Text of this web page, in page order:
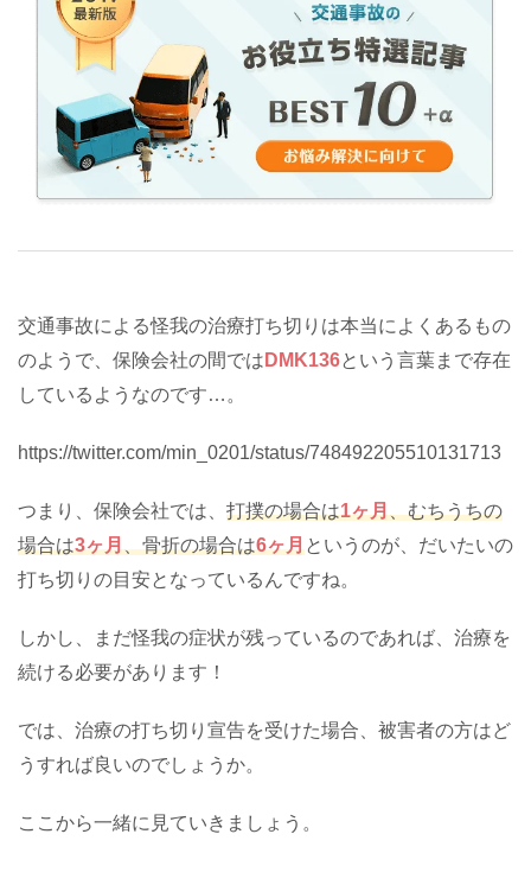
交通事故による怪我の治療打ち切りは本当によくあるもの
のようで、保険会社の間では DMK136という言葉まで存在
しているようなのです…。
https://twitter.com/min_0201/status/748492205510131713
つまり、保険会社では、 打撲の場合は1ヶ月、むちうちの
場合は3ヶ月、骨折の場合は6ヶ月というのが、だいたいの
打ち切りの目安となっているんですね。
しかし、まだ怪我の症状が残っているのであれば、治療を
続ける必要があります！
では、治療の打ち切り宣告を受けた場合、被害者の方はど
うすれば良いのでしょうか。
ここから一緒に見ていきましょう。